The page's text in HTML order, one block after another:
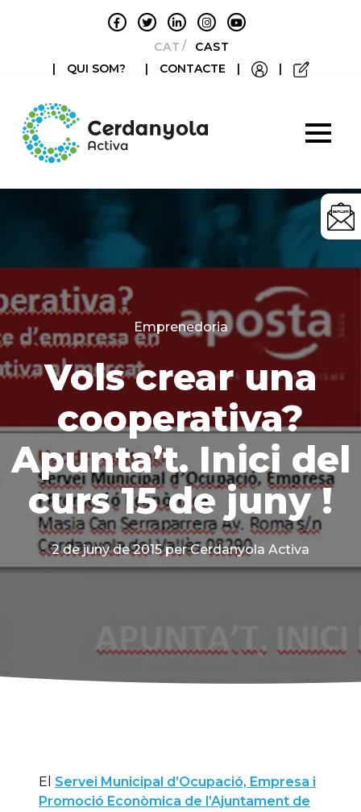
CATALÀCASTELLANO
|
QUI SOM? | CONTACTE | |
Categories
Emprenedoria
Vols crear una
cooperativa?
Apunta’t. Inici del
curs 15 de juny !
2 de juny de 2015 per Cerdanyola Activa
El Servei Municipal d’Ocupació, Empresa i
Promoció Econòmica de l’Ajuntament de